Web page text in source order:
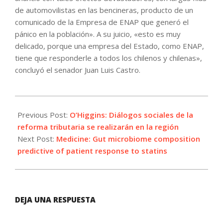
de automovilistas en las bencineras, producto de un
comunicado de la Empresa de ENAP que generó el
pánico en la población». A su juicio, «esto es muy
delicado, porque una empresa del Estado, como ENAP,
tiene que responderle a todos los chilenos y chilenas»,
concluyó el senador Juan Luis Castro.
05-
12
Previous Post: O’Higgins: Diálogos sociales de la
reforma tributaria se realizarán en la región
Next Post: Medicine: Gut microbiome composition
predictive of patient response to statins
DEJA UNA RESPUESTA